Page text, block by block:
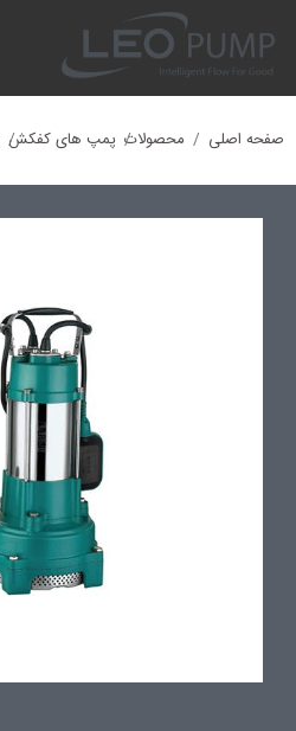
صفحه اصلی محصولات پمپ های کفکش